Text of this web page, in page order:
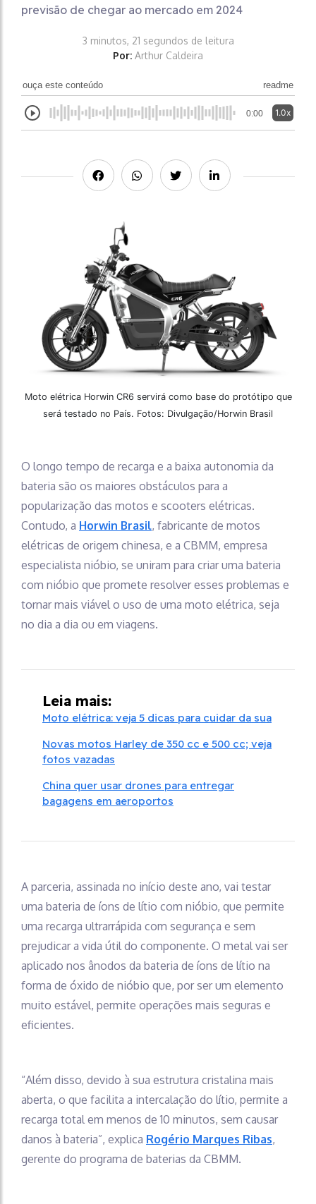
previsão de chegar ao mercado em 2024
3 minutos, 21 segundos de leitura
Por: Arthur Caldeira
ouça este conteúdo readme
0:00 1.0x
Moto elétrica Horwin CR6 servirá como base do protótipo que
será testado no País. Fotos: Divulgação/Horwin Brasil
O longo tempo de recarga e a baixa autonomia da
bateria são os maiores obstáculos para a
popularização das motos e scooters elétricas.
Contudo, a Horwin Brasil, fabricante de motos
elétricas de origem chinesa, e a CBMM, empresa
especialista nióbio, se uniram para criar uma bateria
com nióbio que promete resolver esses problemas e
tornar mais viável o uso de uma moto elétrica, seja
no dia a dia ou em viagens.
Leia mais:
Moto elétrica: veja 5 dicas para cuidar da sua
Novas motos Harley de 350 cc e 500 cc; veja
fotos vazadas
China quer usar drones para entregar
bagagens em aeroportos
A parceria, assinada no início deste ano, vai testar
uma bateria de íons de lítio com nióbio, que permite
uma recarga ultrarrápida com segurança e sem
prejudicar a vida útil do componente. O metal vai ser
aplicado nos ânodos da bateria de íons de lítio na
forma de óxido de nióbio que, por ser um elemento
muito estável, permite operações mais seguras e
eficientes.
“Além disso, devido à sua estrutura cristalina mais
aberta, o que facilita a intercalação do lítio, permite a
recarga total em menos de 10 minutos, sem causar
danos à bateria”, explica Rogério Marques Ribas,
gerente do programa de baterias da CBMM.